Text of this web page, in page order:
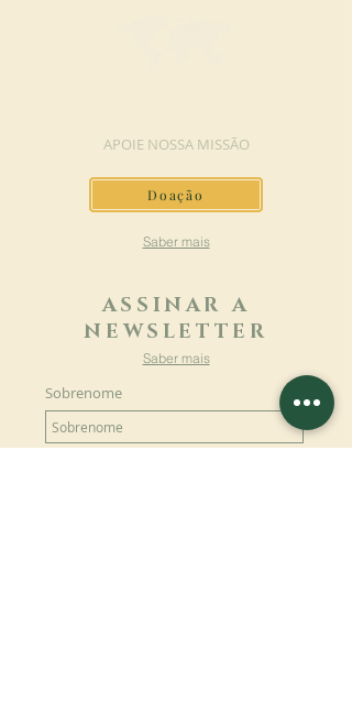
APOIE NOSSA MISSÃO
Doação
Saber mais
ASSINAR A
NEWSLETTER
Saber mais
Sobrenome